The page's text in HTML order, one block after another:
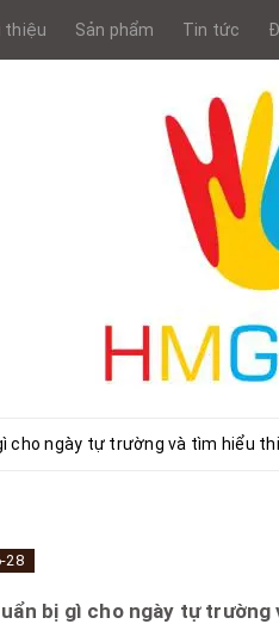
thiệu Sản phẩm Tin tức
cho ngày tự trường và tìm hiểu
28
bị gì cho ngày tự